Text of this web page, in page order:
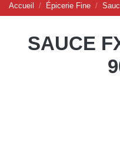
Accueil Épicerie Fine
SAUCE